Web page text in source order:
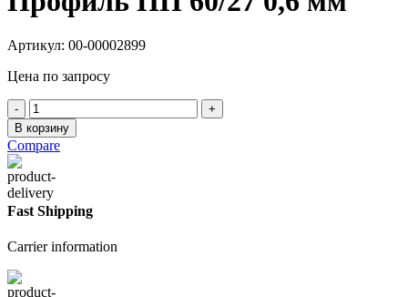
Артикул: 00-00002899
Цена по запросу
Количество
товара
Профиль
ПП
60/27
0,6
мм
В корзину
Compare
Fast Shipping
Carrier information